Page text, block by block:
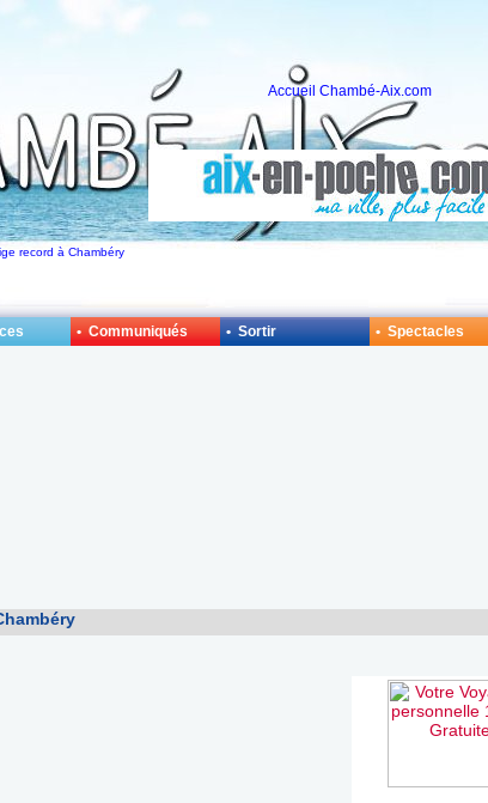
record à Chambéry
Accueil Chambé-Aix.com
• Communiqués • Sortir • Spectacles